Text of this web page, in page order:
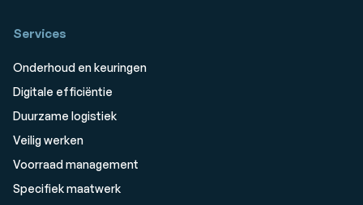
Services
Onderhoud en keuringen
Digitale efficiëntie
Duurzame logistiek
Veilig werken
Voorraad management
Specifiek maatwerk